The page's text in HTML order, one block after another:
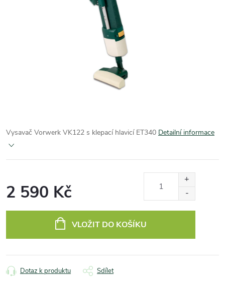
Vysavač Vorwerk VK122 s klepací hlavicí ET340 Detailní informace
2 590 Kč
VLOŽIT DO KOŠÍKU
Dotaz k produktu Sdílet